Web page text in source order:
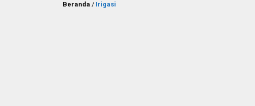
Beranda / Irigasi